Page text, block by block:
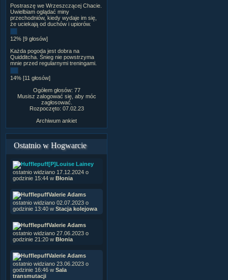
Postraszę we Wrzeszczącej Chacie.
Uwielbiam oglądać miny
przechodniów, kiedy wydaje im się,
że uciekają od duchów i upiorów.
12% [9 głosów]
Każda pogoda jest dobra na
Quidditcha. Śnieg nie powstrzyma
mnie przed regularnymi treningami.
14% [11 głosów]
Ogółem głosów: 77
Musisz zalogować się, aby móc
zagłosować.
Rozpoczęto: 07.02.23
Archiwum ankiet
Ostatnio w Hogwarcie
[P]Louise Lainey
ostatnio widziano 17.12.2024 o
godzinie 15:44 w Błonia
Valerie Adams
ostatnio widziano 02.07.2023 o
godzinie 13:40 w Stacja kolejowa
Valerie Adams
ostatnio widziano 27.06.2023 o
godzinie 21:20 w Błonia
Valerie Adams
ostatnio widziano 23.06.2023 o
godzinie 16:46 w Sala
transmutacji